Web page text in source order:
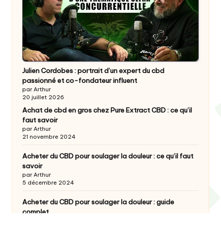
Julien Cordobes : portrait d’un expert du cbd
passionné et co-fondateur influent
par Arthur
20 juillet 2026
Achat de cbd en gros chez Pure Extract CBD : ce qu’il
faut savoir
par Arthur
21 novembre 2024
Acheter du CBD pour soulager la douleur : ce qu’il faut
savoir
par Arthur
5 décembre 2024
Acheter du CBD pour soulager la douleur : guide
complet